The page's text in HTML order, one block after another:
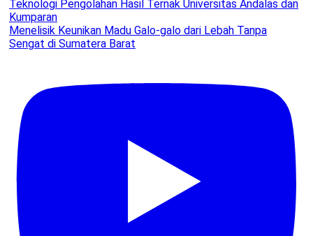
Menelisik Keunikan Madu Galo-galo dari Lebah Tanpa
Sengat di Sumatera Barat